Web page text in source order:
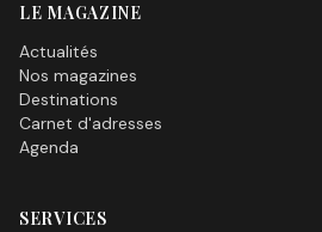
LE MAGAZINE
Actualités
Nos magazines
Destinations
Carnet d'adresses
Agenda
SERVICES